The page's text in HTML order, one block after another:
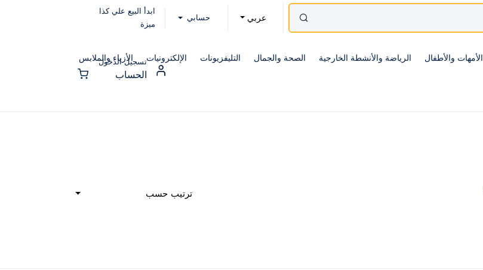
عربي حسابي
ابدأ البيع علي كذا
ميزة
الأمهات والأطفال الرياضة والأنشطة الخارجية الصحة والجمال التليفزيونات الإلكترونيات الأزياء والملابس
تسجيل الدخول
الحساب
ترتيب حسب